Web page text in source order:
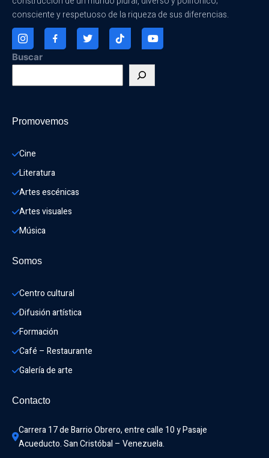
consciente y respetuoso de la riqueza de sus diferencias.
Buscar
Promovemos
Cine
Literatura
Artes escénicas
Artes visuales
Música
Somos
Centro cultural
Difusión artística
Formación
Café – Restaurante
Galería de arte
Contacto
Carrera 17 de Barrio Obrero, entre calle 10 y Pasaje
Acueducto. San Cristóbal – Venezuela.